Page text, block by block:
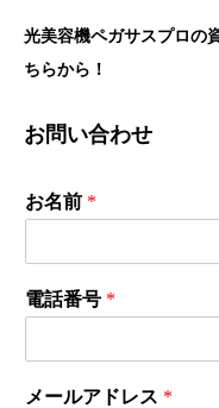
光美容機ペガサスプロの
ちらから！
お問い合わせ
お名前 *
電話番号 *
メールアドレス *